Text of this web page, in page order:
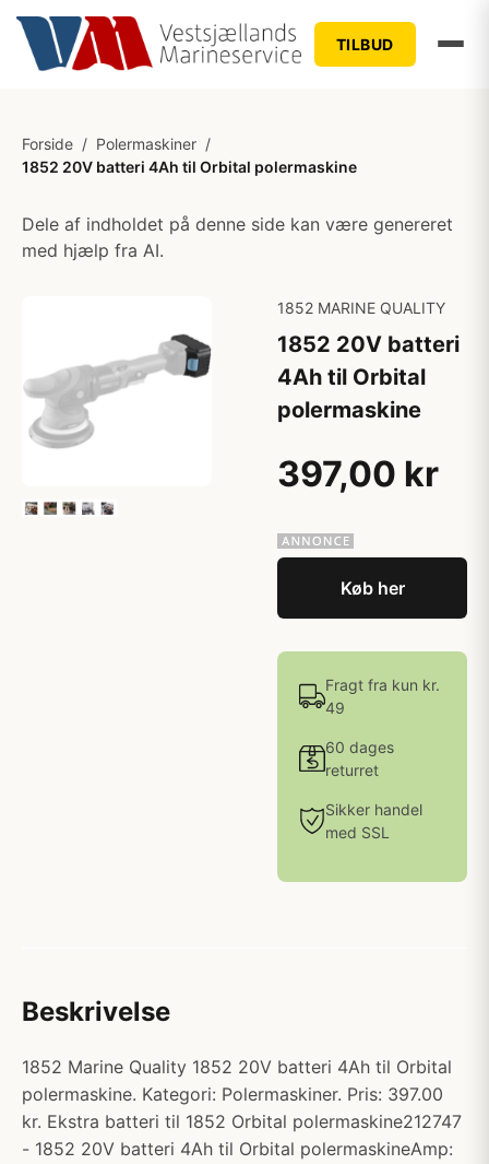
TILBUD
Forside / Polermaskiner /
1852 20V batteri 4Ah til Orbital polermaskine
Dele af indholdet på denne side kan være genereret
med hjælp fra AI.
1852 MARINE QUALITY
1852 20V batteri
4Ah til Orbital
polermaskine
397,00 kr
Køb her
Fragt fra kun kr.
49
60 dages
returret
Sikker handel
med SSL
Beskrivelse
1852 Marine Quality 1852 20V batteri 4Ah til Orbital
polermaskine. Kategori: Polermaskiner. Pris: 397.00
kr. Ekstra batteri til 1852 Orbital polermaskine212747
- 1852 20V batteri 4Ah til Orbital polermaskineAmp: